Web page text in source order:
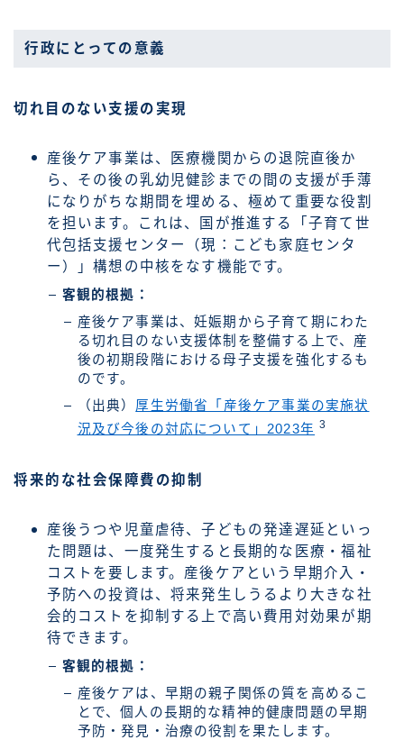
行政にとっての意義
切れ目のない支援の実現
産後ケア事業は、医療機関からの退院直後か
ら、その後の乳幼児健診までの間の支援が手薄
になりがちな期間を埋める、極めて重要な役割
を担います。これは、国が推進する「子育て世
代包括支援センター（現：こども家庭センタ
ー）」構想の中核をなす機能です。
客観的根拠：
産後ケア事業は、妊娠期から子育て期にわた
る切れ目のない支援体制を整備する上で、産
後の初期段階における母子支援を強化するも
のです。
（出典） 厚生労働省「産後ケア事業の実施状
況及び今後の対応について」2023年 3
将来的な社会保障費の抑制
産後うつや児童虐待、子どもの発達遅延といっ
た問題は、一度発生すると長期的な医療・福祉
コストを要します。産後ケアという早期介入・
予防への投資は、将来発生しうるより大きな社
会的コストを抑制する上で高い費用対効果が期
待できます。
客観的根拠：
産後ケアは、早期の親子関係の質を高めるこ
とで、個人の長期的な精神的健康問題の早期
予防・発見・治療の役割を果たします。